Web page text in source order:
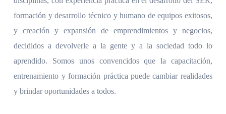
formación y desarrollo técnico y humano de equipos exitosos,
y creación y expansión de emprendimientos y negocios,
decididos a devolverle a la gente y a la sociedad todo lo
aprendido. Somos unos convencidos que la capacitación,
entrenamiento y formación práctica puede cambiar realidades
y brindar oportunidades a todos.